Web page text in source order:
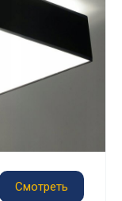
Смотреть